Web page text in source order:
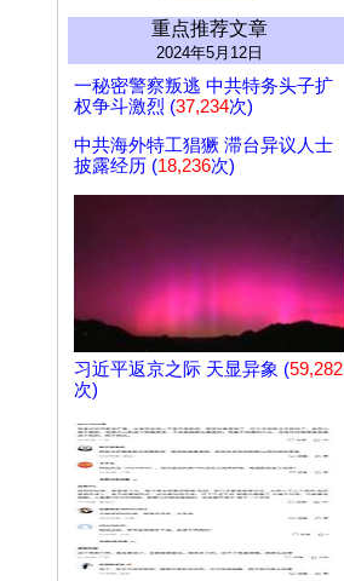
重点推荐文章
2024年5月12日
一秘密警察叛逃 中共特务头子扩
权争斗激烈 (37,234次)
中共海外特工猖獗 滞台异议人士
披露经历 (18,236次)
习近平返京之际 天显异象 (59,282
次)